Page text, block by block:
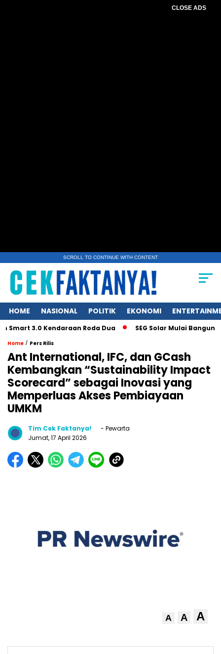
CLOSE ADS
SCROLL TO CONTINUE WITH CONTENT
HOME NASIONAL POLITIK EKONOMI
3.0 Kendaraan Roda Dua SEG Solar Mulai Bangun Pabrik
Home / Pers Rilis
Ant International, IFC, dan GCash
Kembangkan “Sustainability Impact
Scorecard” sebagai Inovasi yang
Memperluas Akses Pembiayaan
UMKM
Tim Cek Faktanya!
- Pewarta
Jumat, 17 April 2026
A A A